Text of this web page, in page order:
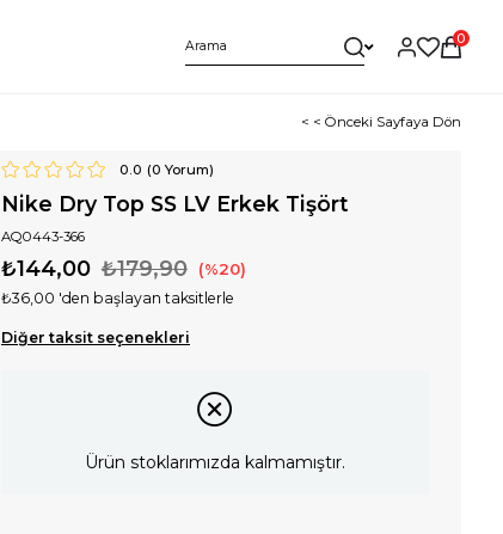
0
< < Önceki Sayfaya Dön
0.0 (0 Yorum)
Nike Dry Top SS LV Erkek Tişört
AQ0443-366
₺179,90
₺144,00 20
₺36,00 'den başlayan taksitlerle
Diğer taksit seçenekleri
Ürün stoklarımızda kalmamıştır.